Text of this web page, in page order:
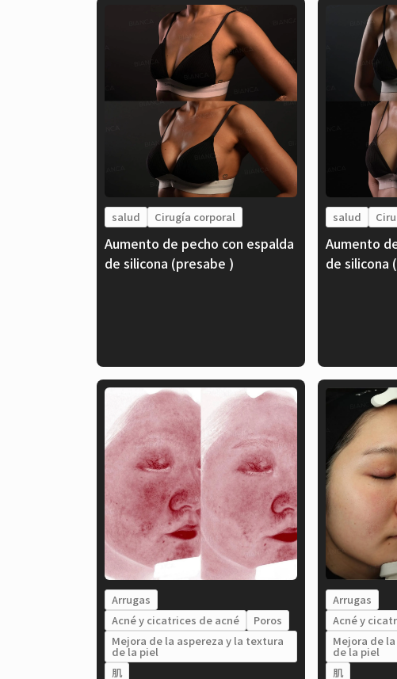
salud Cirugía corporal
Aumento de pecho con espalda
de silicona (presabe )
salud
Aumento
de silicona
Arrugas
Acné y cicatrices de acné
Poros
Mejora de la aspereza y la textura
de la piel
肌
Arrugas
Acné y
Mejora de
de la piel
肌